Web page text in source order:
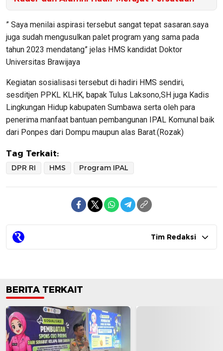
” Saya menilai aspirasi tersebut sangat tepat sasaran.saya
juga sudah mengusulkan palet program yang sama pada
tahun 2023 mendatang” jelas HMS kandidat Doktor
Universitas Brawijaya
Kegiatan sosialisasi tersebut di hadiri HMS sendiri,
sesditjen PPKL KLHK, bapak Tulus Laksono,SH juga Kadis
Lingkungan Hidup kabupaten Sumbawa serta oleh para
penerima manfaat bantuan pembangunan IPAL Komunal baik
dari Ponpes dari Dompu maupun alas Barat.(Rozak)
Tag Terkait:
DPR RI HMS Program IPAL
Tim Redaksi
BERITA TERKAIT